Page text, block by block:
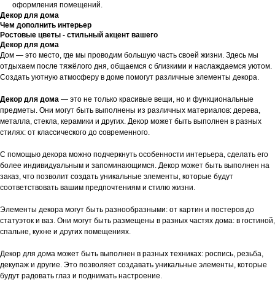
оформления помещений.
Декор для дома
Чем дополнить интерьер
Ростовые цветы - стильный акцент вашего
Декор для дома
Дом — это место, где мы проводим большую часть своей жизни. Здесь мы
отдыхаем после тяжёлого дня, общаемся с близкими и наслаждаемся уютом.
Создать уютную атмосферу в доме помогут различные элементы декора.
Декор для дома — это не только красивые вещи, но и функциональные
предметы. Они могут быть выполнены из различных материалов: дерева,
металла, стекла, керамики и других. Декор может быть выполнен в разных
стилях: от классического до современного.
С помощью декора можно подчеркнуть особенности интерьера, сделать его
более индивидуальным и запоминающимся. Декор может быть выполнен на
заказ, что позволит создать уникальные элементы, которые будут
соответствовать вашим предпочтениям и стилю жизни.
Элементы декора могут быть разнообразными: от картин и постеров до
статуэток и ваз. Они могут быть размещены в разных частях дома: в гостиной,
спальне, кухне и других помещениях.
Декор для дома может быть выполнен в разных техниках: роспись, резьба,
декупаж и другие. Это позволяет создавать уникальные элементы, которые
будут радовать глаз и поднимать настроение.